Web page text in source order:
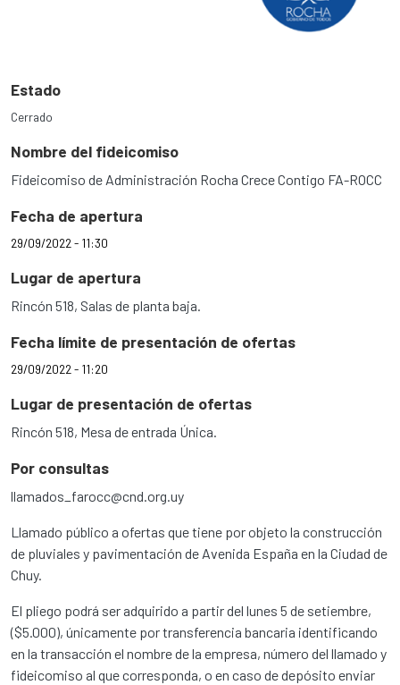
Estado
Cerrado
Nombre del fideicomiso
Fideicomiso de Administración Rocha Crece Contigo FA-ROCC
Fecha de apertura
29/09/2022 - 11:30
Lugar de apertura
Rincón 518, Salas de planta baja.
Fecha límite de presentación de ofertas
29/09/2022 - 11:20
Lugar de presentación de ofertas
Rincón 518, Mesa de entrada Única.
Por consultas
llamados_farocc@cnd.org.uy
Llamado público a ofertas que tiene por objeto la construcción
de pluviales y pavimentación de Avenida España en la Ciudad de
Chuy.
El pliego podrá ser adquirido a partir del lunes 5 de setiembre,
($5.000), únicamente por transferencia bancaria identificando
en la transacción el nombre de la empresa, número del llamado y
fideicomiso al que corresponda, o en caso de depósito enviar